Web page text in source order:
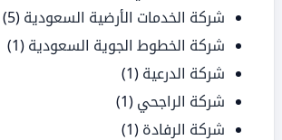
شركة الخدمات الأرضية السعودية (5)
شركة الخطوط الجوية السعودية (1)
شركة الدرعية (1)
شركة الراجحي (1)
شركة الرفادة (1)